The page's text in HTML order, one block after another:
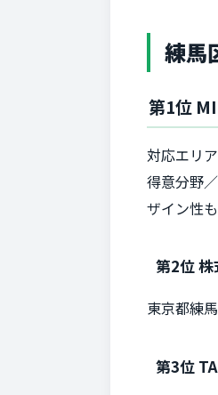
練馬
第1位
対応エリ
得意分野
ザイン性
第2位
東京都練
第3位